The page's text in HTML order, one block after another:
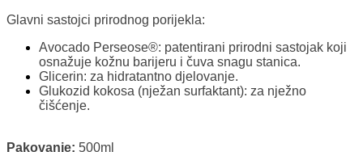
Glavni sastojci prirodnog porijekla:
Avocado Perseose®: patentirani prirodni sastojak koji
osnažuje kožnu barijeru i čuva snagu stanica.
Glicerin: za hidratantno djelovanje.
Glukozid kokosa (nježan surfaktant): za nježno
čišćenje.
Pakovanje: 500ml